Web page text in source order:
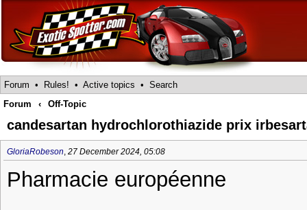
Forum • Rules! • Active topics • Search
Forum
‹ Off-Topic
candesartan hydrochlorothiazide prix
GloriaRobeson, 27 December 2024, 05:08
Pharmacie européenne